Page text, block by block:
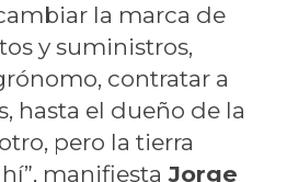
la marca de
y suministros,
contratar a
hasta el dueño de la
pero la tierra
manifiesta Jorge